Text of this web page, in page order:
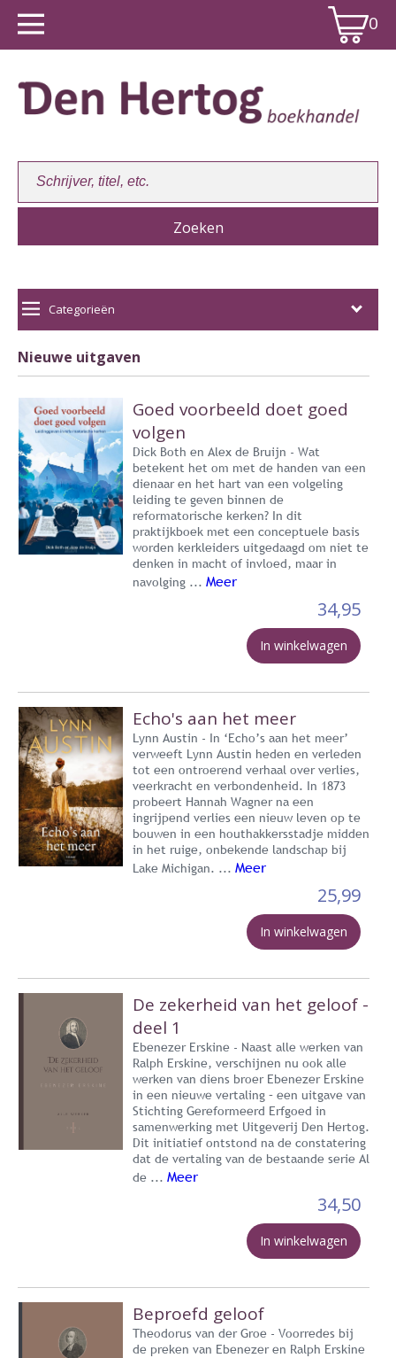
0
Winkelwagen:
Categorieën
Nieuwe uitgaven
Goed voorbeeld doet goed
volgen
Dick Both en Alex de Bruijn - Wat
betekent het om met de handen van een
dienaar en het hart van een volgeling
leiding te geven binnen de
reformatorische kerken? In dit
praktijkboek met een conceptuele basis
worden kerkleiders uitgedaagd om niet te
denken in macht of invloed, maar in
navolging ... Meer
34,95
In winkelwagen
Echo's aan het meer
Lynn Austin - In ‘Echo’s aan het meer’
verweeft Lynn Austin heden en verleden
tot een ontroerend verhaal over verlies,
veerkracht en verbondenheid. In 1873
probeert Hannah Wagner na een
ingrijpend verlies een nieuw leven op te
bouwen in een houthakkersstadje midden
in het ruige, onbekende landschap bij
Lake Michigan. ... Meer
25,99
In winkelwagen
De zekerheid van het geloof -
deel 1
Ebenezer Erskine - Naast alle werken van
Ralph Erskine, verschijnen nu ook alle
werken van diens broer Ebenezer Erskine
in een nieuwe vertaling – een uitgave van
Stichting Gereformeerd Erfgoed in
samenwerking met Uitgeverij Den Hertog.
Dit initiatief ontstond na de constatering
dat de vertaling van de bestaande serie Al
de ... Meer
34,50
In winkelwagen
Beproefd geloof
Theodorus van der Groe - Voorredes bij
de preken van Ebenezer en Ralph Erskine